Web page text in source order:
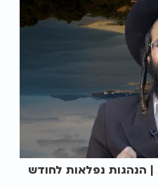
| הנהגות נפלאות לחודש